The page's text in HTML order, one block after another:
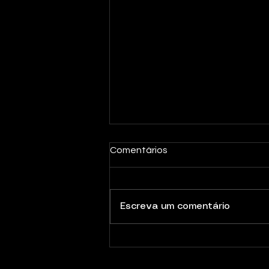
Comentários
Escreva um comentário